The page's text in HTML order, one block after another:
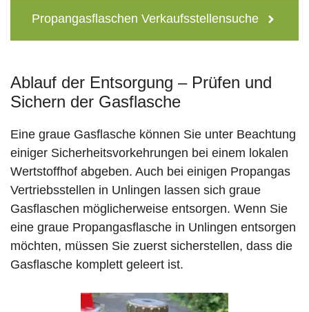
Propangasflaschen Verkaufsstellensuche
Ablauf der Entsorgung – Prüfen und
Sichern der Gasflasche
Eine graue Gasflasche können Sie unter Beachtung
einiger Sicherheitsvorkehrungen bei einem lokalen
Wertstoffhof abgeben. Auch bei einigen Propangas
Vertriebsstellen in Unlingen lassen sich graue
Gasflaschen möglicherweise entsorgen. Wenn Sie
eine graue Propangasflasche in Unlingen entsorgen
möchten, müssen Sie zuerst sicherstellen, dass die
Gasflasche komplett geleert ist.